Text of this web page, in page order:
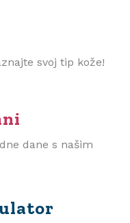
svoj tip kože!
dane s našim